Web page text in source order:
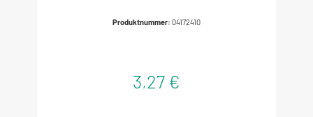
Produktnummer: 04172410
3,27 €